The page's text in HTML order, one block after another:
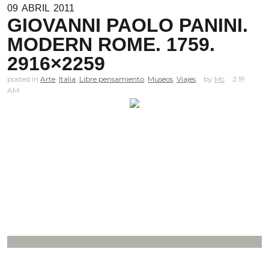
09 ABRIL 2011
GIOVANNI PAOLO PANINI.
MODERN ROME. 1759.
2916×2259
posted in Arte, Italia, Libre pensamiento, Museos, Viajes Mc
2.19
AM